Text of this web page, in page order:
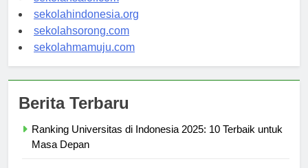
sekolahsalor.com
sekolahindonesia.org
sekolahsorong.com
Berita Terbaru
Ranking Universitas di Indonesia 2025: 10 Terbaik untuk